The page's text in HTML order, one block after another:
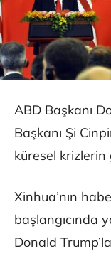
ABD Başkanı
Başkanı Şi
küresel krizlerin
Xinhua’nın
başlangıcında
Donald